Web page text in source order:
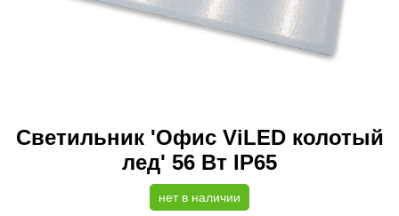
Светильник 'Офис ViLED колотый
лед' 56 Вт IP65
нет в наличии